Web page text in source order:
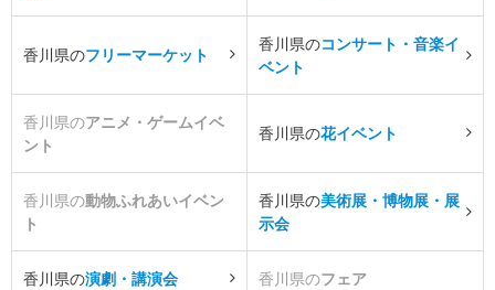
香川県のフリーマーケット
香川県のコンサート・音楽イ
ベント
香川県のアニメ・ゲームイベ
ント
香川県の花イベント
香川県の動物ふれあいイベン
ト
香川県の美術展・博物展・展
示会
香川県の演劇・講演会 香川県のフェア